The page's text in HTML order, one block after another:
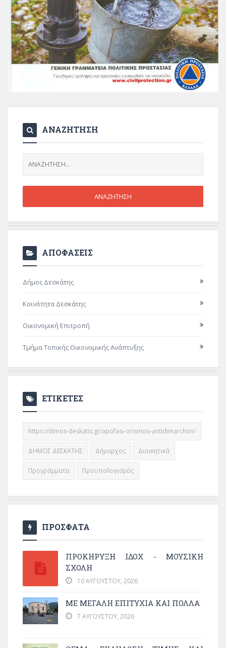
ΑΝΑΖΗΤΗΣΗ
ΑΠΟΦΑΣΕΙΣ
Δήμος Δεσκάτης
Κοινότητα Δεσκάτης
Οικονομική Επιτροπή
Τμήμα Τοπικής Οικονομικής Ανάπτυξης
ΕΤΙΚΕΤΕΣ
https://dimos-deskatis.gr/apofasi-orismou-antidimarchon/
ΔΗΜΟΣ ΔΕΣΚΑΤΗΣ Δήμαρχος Διοικητικά
Προγράμματα Προϋπολογισμός
ΠΡΟΣΦΑΤΑ
ΠΡΟΚΗΡΥΞΗ ΙΔΟΧ - ΜΟΥΣΙΚΗ
ΣΧΟΛΗ
10 ΑΥΓΟΎΣΤΟΥ, 2026
ΜΕ ΜΕΓΆΛΗ ΕΠΙΤΥΧΊΑ ΚΑΙ ΠΟΛΛΆ
7 ΑΥΓΟΎΣΤΟΥ, 2026